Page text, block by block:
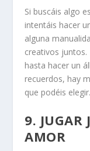
Si buscáis algo
intentáis hacer
alguna
creativos
hasta hacer un
recuerdos, hay
que podéis elegir.
9. JUGAR
AMOR